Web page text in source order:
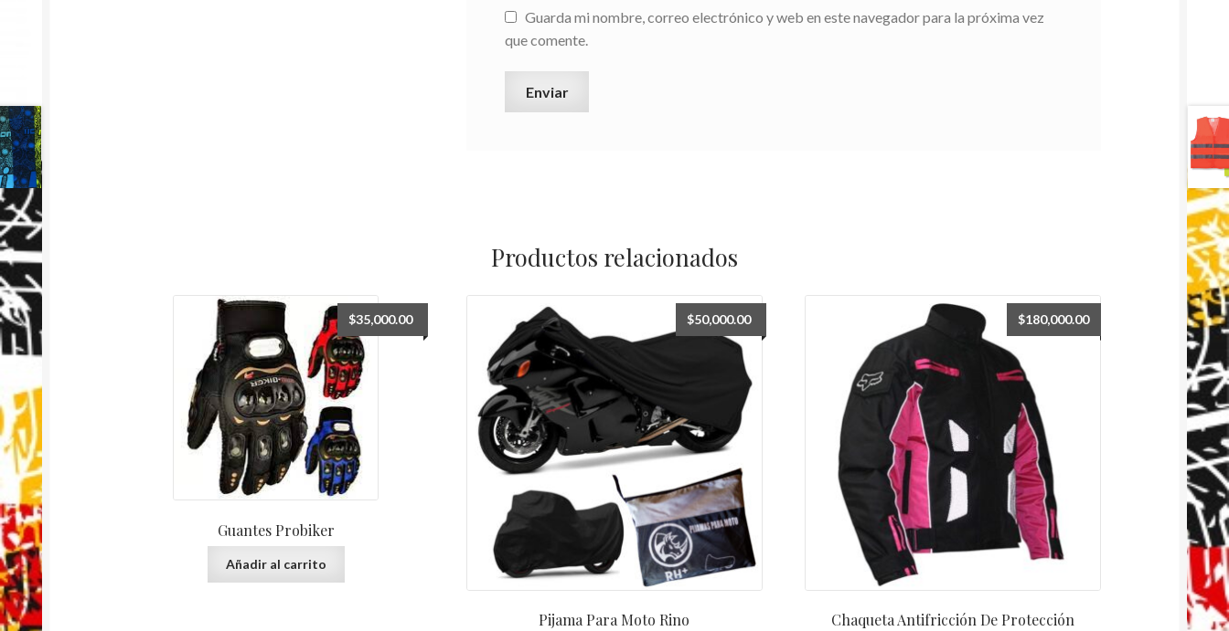
Guarda mi nombre, correo electrónico y web en este navegador para la próxima vez
que comente.
Productos relacionados
Guantes Probiker
$35,000.00
Añadir al carrito
Pijama Para Moto Rino
$50,000.00
Chaqueta Antifricción De Protección
$180,000.00